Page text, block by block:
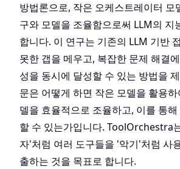
방법론으로, 작은 오케스트레이터 모
구와 모델을 조율함으로써 LLM의 지
합니다. 이 연구는 기존의 LLM 기반
못한 갭을 메우고, 복잡한 문제 해결
성을 동시에 달성할 수 있는 방법을
문은 어떻게 하면 작은 모델을 활용
델을 효율적으로 조율하고, 이를 통
할 수 있는가입니다. ToolOrchestra
자'처럼 여러 도구들을 '악기'처럼 사
출하는 것을 목표로 합니다.